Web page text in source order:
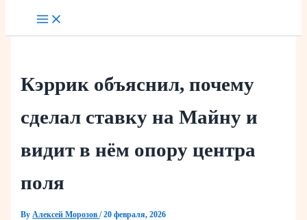
Кэррик объяснил, почему
сделал ставку на Майну и
видит в нём опору центра
поля
ByАлексей Морозов/20 февраля, 2026